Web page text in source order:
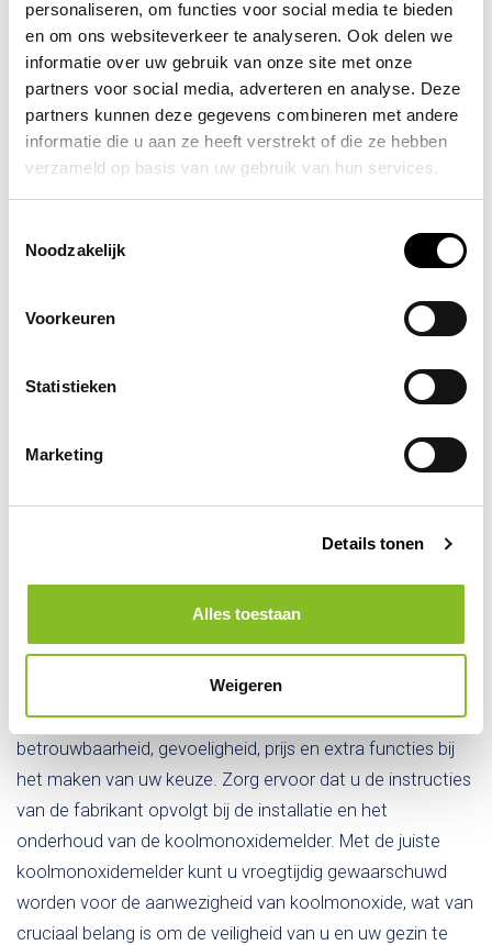
personaliseren, om functies voor social media te bieden
en om ons websiteverkeer te analyseren. Ook delen we
informatie over uw gebruik van onze site met onze
partners voor social media, adverteren en analyse. Deze
partners kunnen deze gegevens combineren met andere
informatie die u aan ze heeft verstrekt of die ze hebben
verzameld op basis van uw gebruik van hun services.
Noodzakelijk
Voorkeuren
Statistieken
Marketing
Details tonen
Alles toestaan
Weigeren
Welke koolmonoxidemelder moet u
kiezen?
Bij het kiezen van een koolmonoxidemelder is het
belangrijk om rekening te houden met factoren zoals
betrouwbaarheid, gevoeligheid, prijs en extra functies.
Elektrochemische koolmonoxidemelders worden over het
biomimetische melders een betaalbare optie zijn.
Gecombineerde rook- en koolmonoxidemelders bieden
grotere dekking bieden.
Elektrochemische, biomimetische, optische,
gecombineerde en draadloze melders zijn enkele van de
verschillende opties die beschikbaar zijn. Het is belangrijk
om rekening te houden met factoren zoals
betrouwbaarheid, gevoeligheid, prijs en extra functies bij
het maken van uw keuze. Zorg ervoor dat u de instructies
van de fabrikant opvolgt bij de installatie en het
onderhoud van de koolmonoxidemelder. Met de juiste
koolmonoxidemelder kunt u vroegtijdig gewaarschuwd
worden voor de aanwezigheid van koolmonoxide, wat van
cruciaal belang is om de veiligheid van u en uw gezin te